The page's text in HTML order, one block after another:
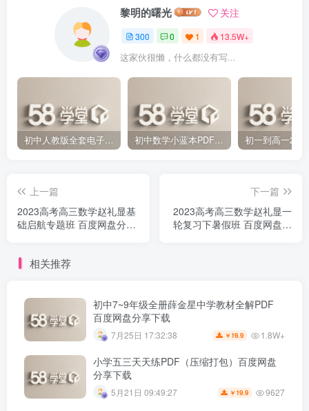
黎明的曙光 关注
300 0 1 13.5W+
这家伙很懒，什么都没有写...
初中人教版全套电子课本 百度网盘分享下载 初中数学小蓝本PDF电子版（压缩打包）百度网盘分享下载
上一篇
2023高考高三数学赵礼显基
础启航专题班 百度网盘分享
下一篇
2023高考高三数学赵礼显一
轮复习下暑假班 百度网盘分
相关推荐
初中7~9年级全册薛金星中学教材全解PDF
百度网盘分享下载
7月25日 17:32:38 ￥ 19.9 1.8W+
小学五三天天练PDF（压缩打包）百度网盘
分享下载
5月21日 09:49:27 ￥ 19.9 9627